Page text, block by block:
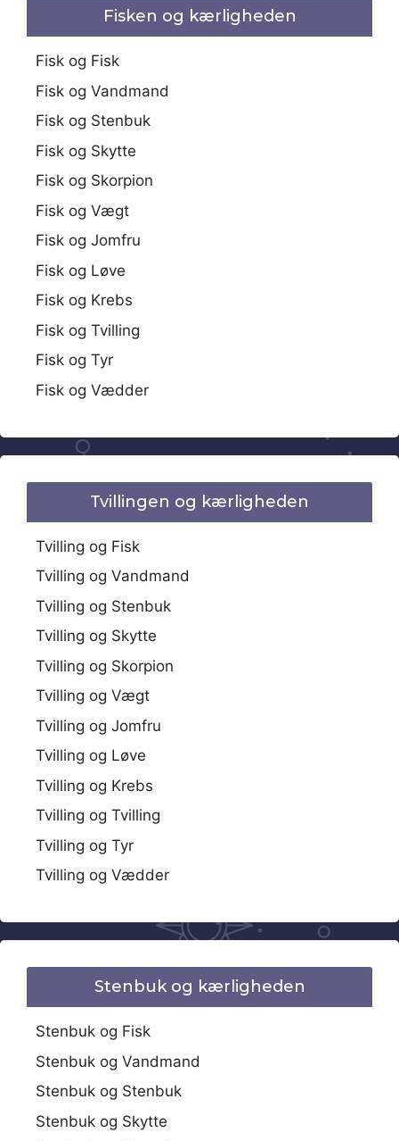
Fisken og kærligheden
Fisk og Fisk
Fisk og Vandmand
Fisk og Stenbuk
Fisk og Skytte
Fisk og Skorpion
Fisk og Vægt
Fisk og Jomfru
Fisk og Løve
Fisk og Krebs
Fisk og Tvilling
Fisk og Tyr
Fisk og Vædder
Tvillingen og kærligheden
Tvilling og Fisk
Tvilling og Vandmand
Tvilling og Stenbuk
Tvilling og Skytte
Tvilling og Skorpion
Tvilling og Vægt
Tvilling og Jomfru
Tvilling og Løve
Tvilling og Krebs
Tvilling og Tvilling
Tvilling og Tyr
Tvilling og Vædder
Stenbuk og kærligheden
Stenbuk og Fisk
Stenbuk og Vandmand
Stenbuk og Stenbuk
Stenbuk og Skytte